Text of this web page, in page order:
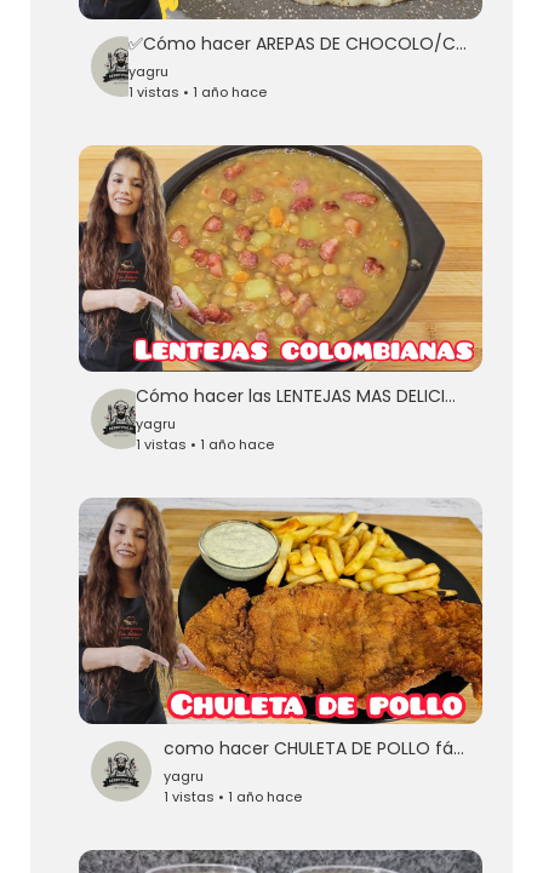
✅Cómo hacer AREPAS DE CHOCOLO/CHOCLO🌽 tradicionales COLOMBIANAS🇨🇴
yagru
1 vistas • 1 año hace
Cómo hacer las LENTEJAS MAS DELICIOSAS COLOMBIANAS Fáciles
yagru
1 vistas • 1 año hace
como hacer CHULETA DE POLLO fácil y deliciosa🍗
yagru
1 vistas • 1 año hace